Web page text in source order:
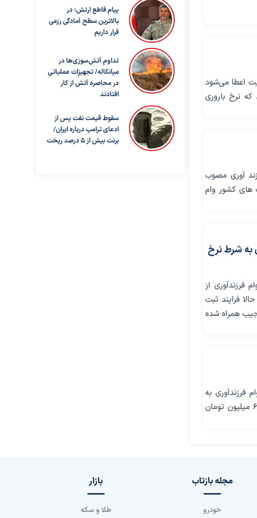
اعطا می‌شود
که نرخ باروری
آوری مصوب
های کشور وام
به شرط نرخ
فرزندآوری از
فرایند ثبت
همراه شده
فرزندآوری به
ازای فرزند اول ۲۰ میلیون تومان، فرزند دوم ۴۰ میلیون تومان، فرزند سوم ۶۰ میلیون تومان
پیام قاطع ارتش: در
بالاترین سطح آمادگی رزمی
قرار داریم
تداوم آتش‌سوزی‌ها در
میانکاله/ تجهیزات عملیاتی
در محاصره آتش از کار
افتادند
سقوط قیمت نفت پس از
ادعای ترامپ درباره ایران/
برنت بیش از ۵ درصد ریخت
مجله بازتاب
خودرو
بازار
طلا و سکه